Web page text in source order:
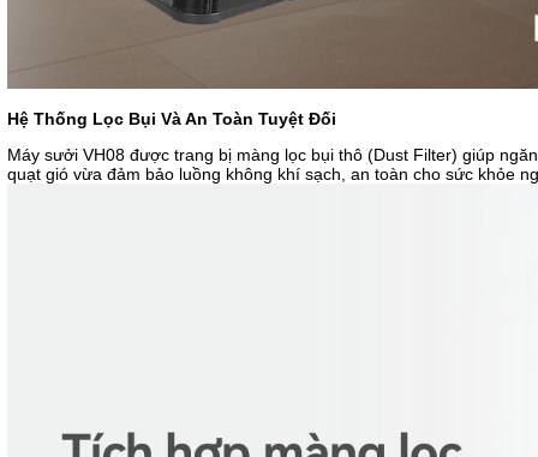
Hệ Thống Lọc Bụi Và An Toàn Tuyệt Đối
Máy sưởi VH08 được trang bị màng lọc bụi thô (Dust Filter) giúp
quạt gió vừa đảm bảo luồng không khí sạch, an toàn cho sức khỏe